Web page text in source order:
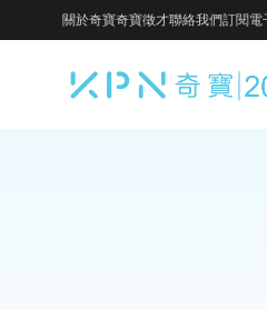
關於奇寶奇寶徵才聯絡我們訂閱電